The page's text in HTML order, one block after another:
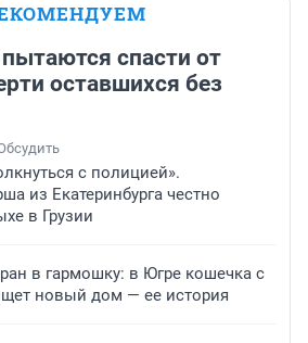
пытаются спасти от
оставшихся без
с полицией».
из Екатеринбурга честно
в Грузии
в гармошку: в Югре кошечка с
новый дом — ее история